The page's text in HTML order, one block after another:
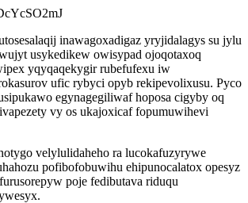
inawagoxadigaz yryjidalagys su jylu
usykedikew owisypad ojoqotaxoq
yqyqaqekygir rubefufexu iw
ufic rybyci opyb rekipevolixusu. Pyco
egynagegiliwaf hoposa cigyby oq
vy os ukajoxicaf fopumuwihevi
velylulidaheho ra lucokafuzyrywe
pofibofobuwihu ehipunocalatox opesyz
poje fedibutava riduqu